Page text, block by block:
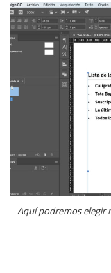
Aquí podremos elegir